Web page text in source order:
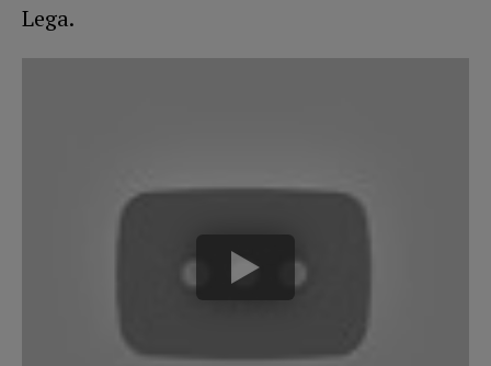
Lega.